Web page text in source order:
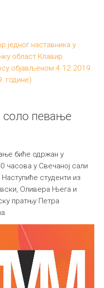
једног наставника у
област Клавир
објављеном 4.12.2019.
године)
соло певање
биће одржан у
часова у Свечаној сали
студенти из
Оливера Њега и
пратњу Петра